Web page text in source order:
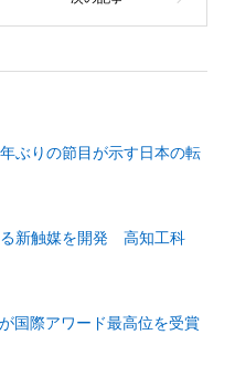
ぶりの節目が示す日本の転
新触媒を開発 高知工科
国際アワード最高位を受賞